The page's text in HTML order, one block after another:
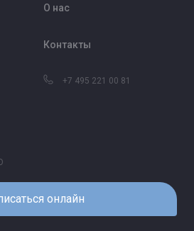
О нас
Контакты
+7 495 221 00 81
онлайн